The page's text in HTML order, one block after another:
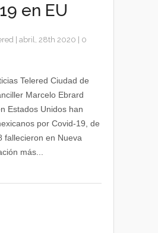
en EU
abril, 28th 2020
0
Telered Ciudad de
Marcelo Ebrard
Estados Unidos han
por Covid-19, de
fallecieron en Nueva
más...